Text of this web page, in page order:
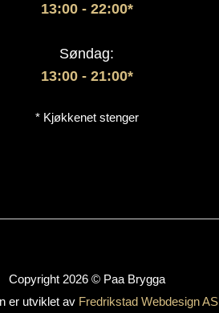
13:00- 22:00*
Søndag:
13:00 - 21:00*
* Kjøkkenet stenger
Copyright 2026 © Paa Brygga
er utviklet av Fredrikstad Webdesign AS